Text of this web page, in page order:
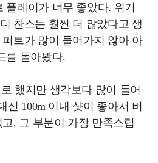
플레이가 너무 좋았다. 위기
찬스는 훨씬 더 많았다고 생
트가 많이 들어가지 않아 아
를 돌아봤다.
했지만 생각보다 많이 들어
신 100m 이내 샷이 좋아서 버
, 그 부분이 가장 만족스럽